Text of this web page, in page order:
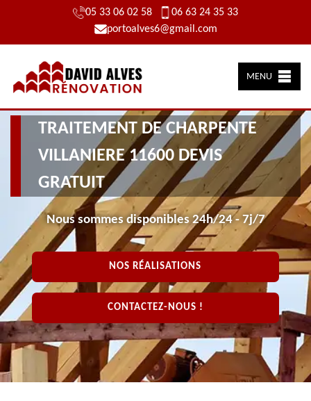
05 33 06 02 58
06 63 24 35 33
portoalves6@gmail.com
MENU
TRAITEMENT DE CHARPENTE
VILLANIERE 11600 DEVIS
GRATUIT
Nous sommes disponibles 24h/24 - 7j/7
NOS RÉALISATIONS
CONTACTEZ-NOUS !